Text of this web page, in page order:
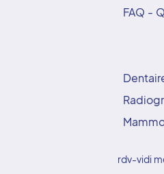
FAQ -
rdv-vidi